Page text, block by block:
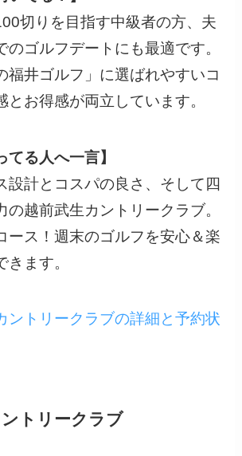
切りを目指す中級者の方、夫
のゴルフデートにも最適です。
福井ゴルフ」に選ばれやすいコ
とお得感が両立しています。
てる人へ一言】
設計とコスパの良さ、そして四
の越前武生カントリークラブ。
ース！週末のゴルフを安心＆楽
きます。
ントリークラブの詳細と予約状
トリークラブ